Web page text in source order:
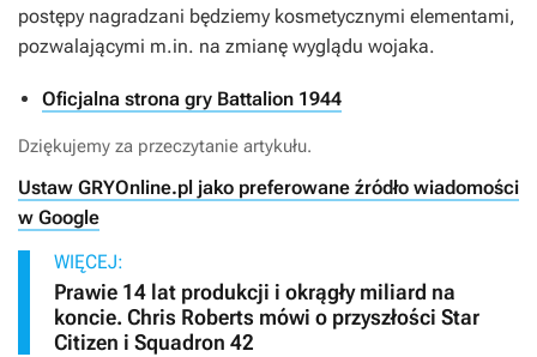
postępy nagradzani będziemy kosmetycznymi elementami,
pozwalającymi m.in. na zmianę wyglądu wojaka.
Oficjalna strona gry Battalion 1944
Dziękujemy za przeczytanie artykułu.
Ustaw GRYOnline.pl jako preferowane źródło wiadomości
w Google
WIĘCEJ:
Prawie 14 lat produkcji i okrągły miliard na
koncie. Chris Roberts mówi o przyszłości Star
Citizen i Squadron 42